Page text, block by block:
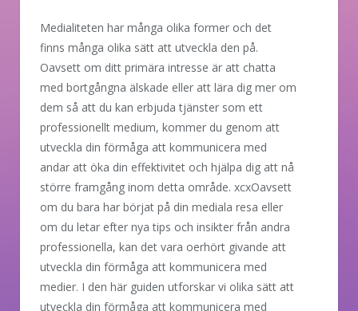
Medialiteten har många olika former och det
finns många olika sätt att utveckla den på.
Oavsett om ditt primära intresse är att chatta
med bortgångna älskade eller att lära dig mer om
dem så att du kan erbjuda tjänster som ett
professionellt medium, kommer du genom att
utveckla din förmåga att kommunicera med
andar att öka din effektivitet och hjälpa dig att nå
större framgång inom detta område. xcxOavsett
om du bara har börjat på din mediala resa eller
om du letar efter nya tips och insikter från andra
professionella, kan det vara oerhört givande att
utveckla din förmåga att kommunicera med
medier. I den här guiden utforskar vi olika sätt att
utveckla din förmåga att kommunicera med